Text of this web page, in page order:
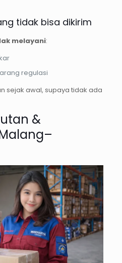
tidak bisa dikirim
melayani:
regulasi
sejak awal, supaya tidak ada
&